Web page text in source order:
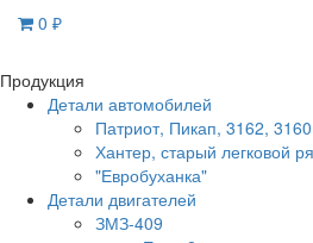
0 ₽
Продукция
Детали автомобилей
Патриот, Пикап, 3162, 3160
Хантер, старый легковой
"Евробуханка"
Детали двигателей
ЗМЗ-409